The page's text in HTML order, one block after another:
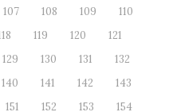
107 108 109
110
119 120
121
129 130 131
132
140 141 142
143
151 152 153
154